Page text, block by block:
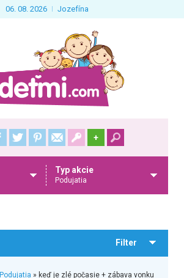
06. 08. 2026 Jozefína
+
Typ akcie
Podujatia
Filter
Podujatia » keď je zlé počasie + zábava vonku